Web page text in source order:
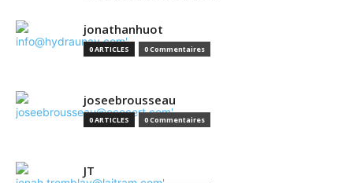
jonathanhuot
0 ARTICLES 0 Commentaires
joseebrousseau
0 ARTICLES 0 Commentaires
JT